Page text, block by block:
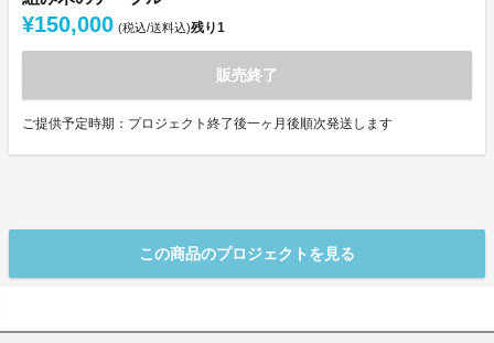
¥150,000 (税込/送料込)残り1
販売終了
ご提供予定時期：プロジェクト終了後一ヶ月後順次発送します
この商品のプロジェクトを見る